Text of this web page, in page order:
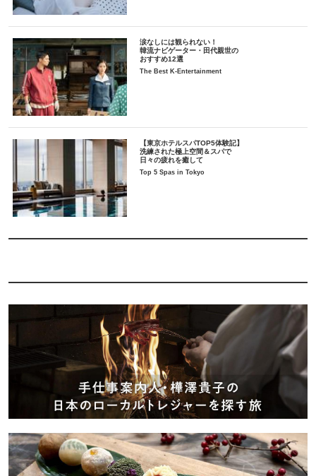
涙なしには観られない！
韓流ナビゲーター・田代親世の
おすすめ12選
The Best K-Entertainment
【東京ホテルスパTOP5体験記】
洗練された極上空間＆スパで
日々の疲れを癒して
Top 5 Spas in Tokyo